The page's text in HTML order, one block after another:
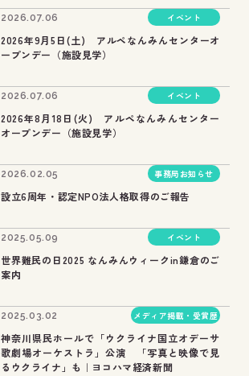
2026.07.06 イベント
2026年9月5日(土) アルペなんみんセンターオ
ープンデー（施設見学）
2026.07.06 イベント
2026年8月18日(火) アルペなんみんセンター
オープンデー（施設見学）
2026.02.05 事務局お知らせ
設立6周年・認定NPO法人格取得のご報告
2025.05.09 イベント
世界難民の日2025 なんみんウィークin鎌倉のご
案内
2025.03.02 メディア掲載・受賞歴
神奈川県民ホールで「ウクライナ国立オデーサ
歌劇場オーケストラ」公演 「写真と映像で見
るウクライナ」も｜ヨコハマ経済新聞